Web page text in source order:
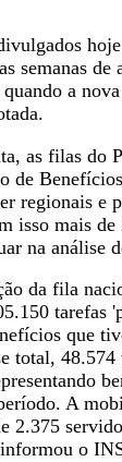
semanas
a
as filas do
de
regionais e
isso mais
na análise
da fila
tarefas
que
total, 48.574
A
2.375
o